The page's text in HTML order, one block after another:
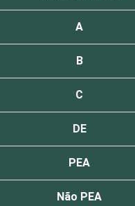
A
B
C
DE
PEA
Não PEA